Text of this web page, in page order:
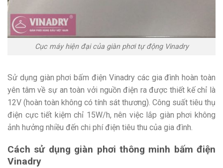
Cục máy hiện đại của giàn phơi tự động Vinadry
Sử dụng giàn phơi bấm điện Vinadry các gia đình hoàn toàn
yên tâm về sự an toàn vởi nguồn điện ra được thiết kế chỉ là
12V (hoàn toàn không có tính sát thương). Công suất tiêu thụ
điện cực tiết kiệm chỉ 15W/h, nên việc lắp giàn phơi không
ảnh hưởng nhiều đến chi phí điện tiêu thu của gia đình.
Cách sử dụng giàn phơi thông minh bấm điện
Vinadry